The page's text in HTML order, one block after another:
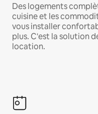
Des logements
cuisine et les
vous installer
plus. C'est la solution
location.